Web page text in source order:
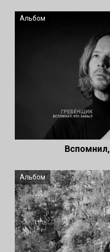
Альбом
Альбом